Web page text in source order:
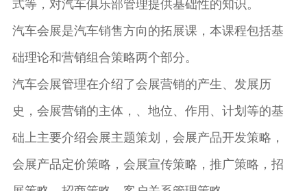
式等，对汽车俱乐部管理提供基础性的知识。
汽车会展是汽车销售方向的拓展课，本课程包括基
础理论和营销组合策略两个部分。
汽车会展管理在介绍了会展营销的产生、发展历
史，会展营销的主体，、地位、作用、计划等的基
础上主要介绍会展主题策划，会展产品开发策略，
会展产品定价策略，会展宣传策略，推广策略，招